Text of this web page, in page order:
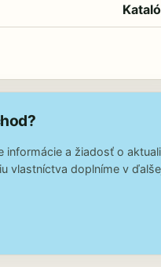
informácie a žiadosť o
vlastníctva doplníme v